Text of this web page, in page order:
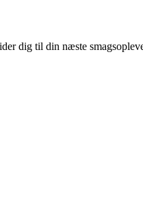
dig til din næste